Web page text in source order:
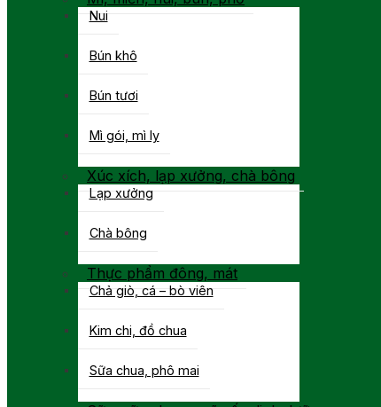
Nui
Bún khô
Bún tươi
Mì gói, mì ly
Xúc xích, lạp xưởng, chà bông
Lạp xưởng
Chà bông
Thực phẩm đông, mát
Chả giò, cá – bò viên
Kim chi, đồ chua
Sữa chua, phô mai